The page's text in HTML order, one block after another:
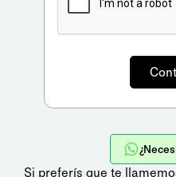
Si preferís que te